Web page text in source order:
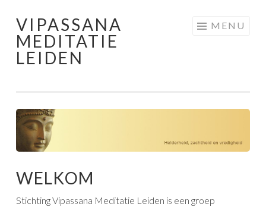
Skip
to
content
VIPASSANA
MEDITATIE
LEIDEN
MENU
WELKOM
Stichting Vipassana Meditatie Leiden is een groep